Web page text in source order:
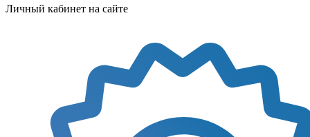
Личный кабинет на сайте